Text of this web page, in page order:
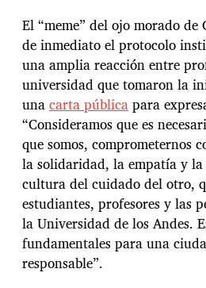
El “meme” del ojo morado
de inmediato el protocolo
una amplia reacción entre
universidad que tomaron la
unacarta públicapara
“Consideramos que es
que somos, comprometernos
la solidaridad, la empatía y
cultura del cuidado del otro,
estudiantes, profesores y las
la Universidad de los Andes.
fundamentales para una
responsable”.